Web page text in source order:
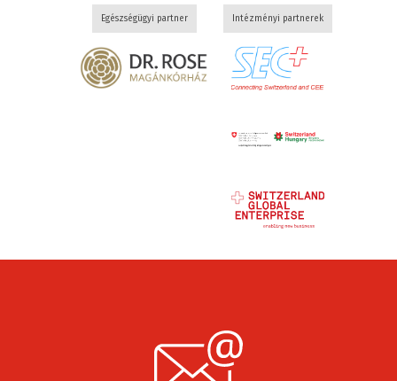
Egészségügyi partner Intézményi partnerek